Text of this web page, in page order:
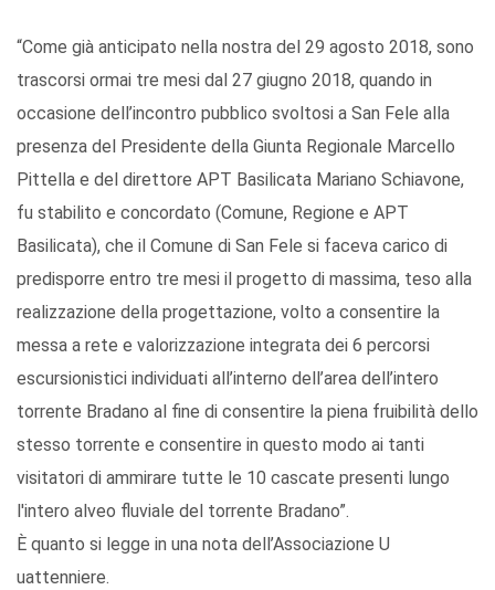
“Come già anticipato nella nostra del 29 agosto 2018, sono
trascorsi ormai tre mesi dal 27 giugno 2018, quando in
occasione dell’incontro pubblico svoltosi a San Fele alla
presenza del Presidente della Giunta Regionale Marcello
Pittella e del direttore APT Basilicata Mariano Schiavone,
fu stabilito e concordato (Comune, Regione e APT
Basilicata), che il Comune di San Fele si faceva carico di
predisporre entro tre mesi il progetto di massima, teso alla
realizzazione della progettazione, volto a consentire la
messa a rete e valorizzazione integrata dei 6 percorsi
escursionistici individuati all’interno dell’area dell’intero
torrente Bradano al fine di consentire la piena fruibilità dello
stesso torrente e consentire in questo modo ai tanti
visitatori di ammirare tutte le 10 cascate presenti lungo
l'intero alveo fluviale del torrente Bradano”.
È quanto si legge in una nota dell’Associazione U
uattenniere.